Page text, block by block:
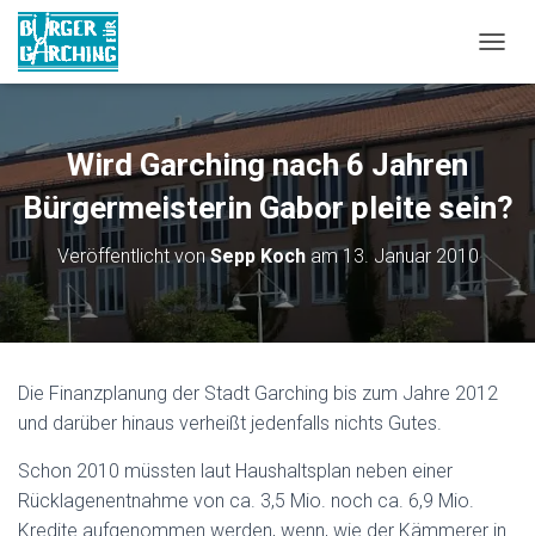
Wird Garching nach 6 Jahren
Bürgermeisterin Gabor pleite sein?
Veröffentlicht vonSepp Kocham13. Januar 2010
Die Finanzplanung der Stadt Garching bis zum Jahre 2012
und darüber hinaus verheißt jedenfalls nichts Gutes.
Schon 2010 müssten laut Haushaltsplan neben einer
Rücklagenentnahme von ca. 3,5 Mio. noch ca. 6,9 Mio.
Kredite aufgenommen werden, wenn, wie der Kämmerer in